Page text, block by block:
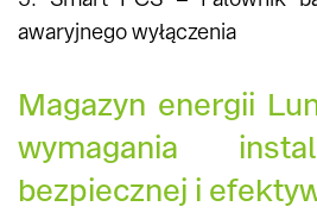
awaryjnego wyłączenia
Magazyn energii
wymagania
bezpiecznej i